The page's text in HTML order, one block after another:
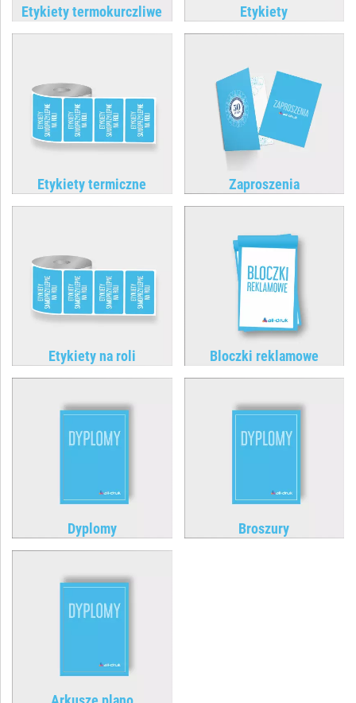
Etykiety termokurczliwe Etykiety
Etykiety termiczne Zaproszenia
Etykiety na roli Bloczki reklamowe
Dyplomy Broszury